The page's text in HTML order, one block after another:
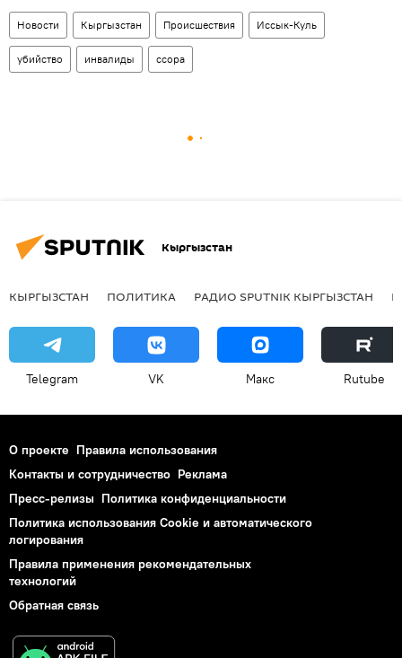
Новости Кыргызстан Происшествия Иссык-Куль
убийство инвалиды ссора
Кыргызстан
КЫРГЫЗСТАН ПОЛИТИКА РАДИО SPUTNIK КЫРГЫЗСТАН
Telegram VK Макс Rutube
О проекте Правила использования
Контакты и сотрудничество Реклама
Пресс-релизы Политика конфиденциальности
Политика использования Cookie и автоматического
логирования
Правила применения рекомендательных
технологий
Обратная связь